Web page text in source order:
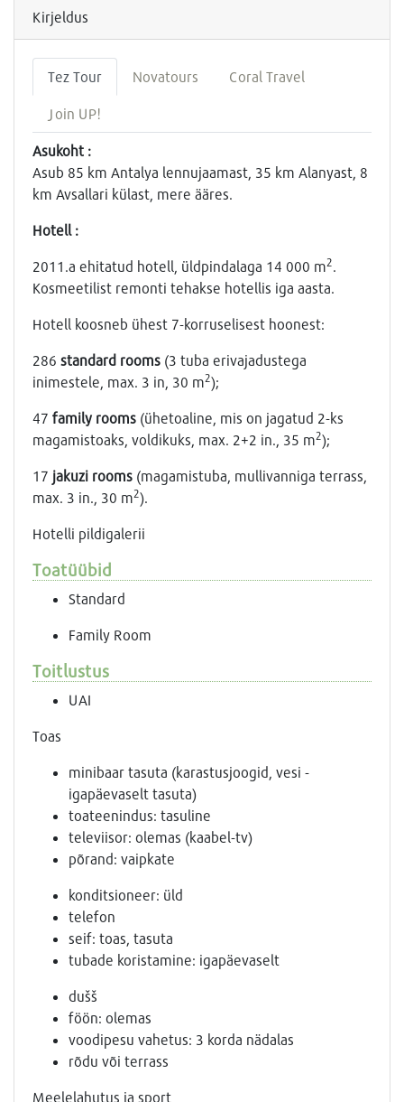
Kirjeldus
Tez Tour Novatours Coral Travel
Join UP!
Asukoht :
Asub 85 km Antalya lennujaamast, 35 km Alanyast, 8
km Avsallari külast, mere ääres.
Hotell :
2011.a ehitatud hotell, üldpindalaga 14 000 m2.
Kosmeetilist remonti tehakse hotellis iga aasta.
Hotell koosneb ühest 7-korruselisest hoonest:
286 standard rooms (3 tuba erivajadustega
inimestele, max. 3 in, 30 m2);
47 family rooms (ühetoaline, mis on jagatud 2-ks
magamistoaks, voldikuks, max. 2+2 in., 35 m2);
17 jakuzi rooms (magamistuba, mullivanniga terrass,
max. 3 in., 30 m2).
Hotelli pildigalerii
Toatüübid
Standard
Family Room
Toitlustus
UAI
Toas
minibaar tasuta (karastusjoogid, vesi -
igapäevaselt tasuta)
toateenindus: tasuline
televiisor: olemas (kaabel-tv)
põrand: vaipkate
konditsioneer: üld
telefon
seif: toas, tasuta
tubade koristamine: igapäevaselt
dušš
föön: olemas
voodipesu vahetus: 3 korda nädalas
rõdu või terrass
Meelelahutus ja sport